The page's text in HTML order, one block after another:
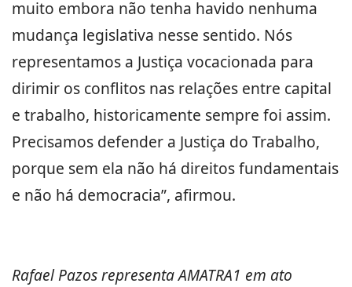
muito embora não tenha havido nenhuma
mudança legislativa nesse sentido. Nós
representamos a Justiça vocacionada para
dirimir os conflitos nas relações entre capital
e trabalho, historicamente sempre foi assim.
Precisamos defender a Justiça do Trabalho,
porque sem ela não há direitos fundamentais
e não há democracia”, afirmou.
Rafael Pazos representa AMATRA1 em ato